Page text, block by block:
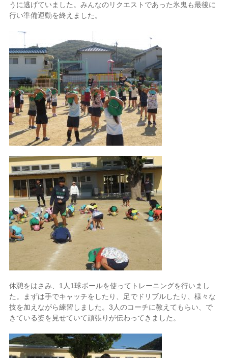
うに逃げていました。みんなのリクエストであった氷鬼も最後に
行い準備運動を終えました。
休憩をはさみ、 1 人 1球ボールを使ってトレーニングを行いまし
た。まずは手でキャッチをしたり、足でドリブルしたり、様々な
技を加えながら練習しました。3 人のコーチに教えてもらい、で
きている姿を見せていて頑張りが伝わってきました。